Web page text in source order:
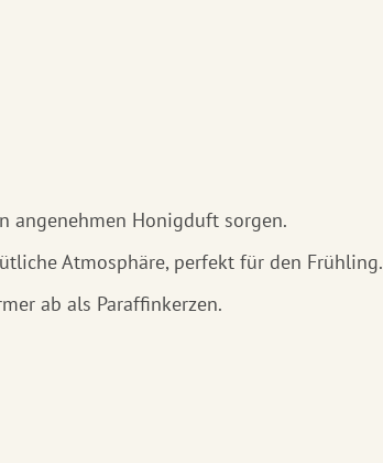
angenehmen Honigduft sorgen.
Atmosphäre, perfekt für den Frühling.
ab als Paraffinkerzen.